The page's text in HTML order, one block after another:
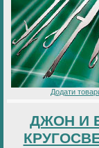
Додати
ДЖОН И